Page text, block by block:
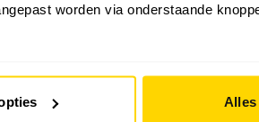
worden via onderstaande
Alles